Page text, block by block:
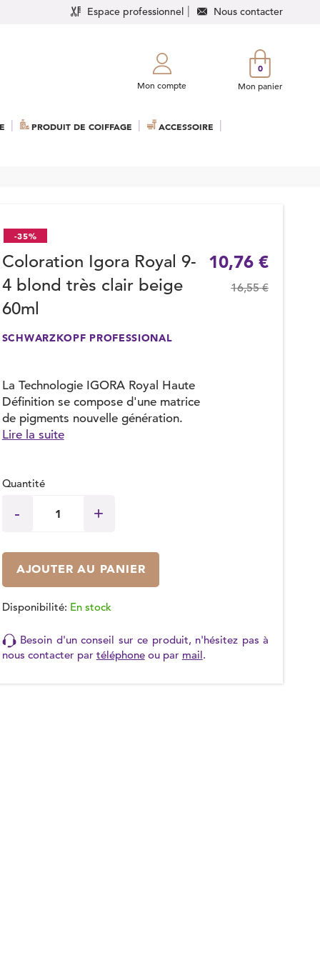
Espace professionnel Nous contacter
Mon compte
0
Mon panier
PRODUIT DE COIFFAGE ACCESSOIRE
-35%
Coloration Igora Royal 9-
4 blond très clair beige
60ml
SCHWARZKOPF PROFESSIONAL
La Technologie IGORA Royal Haute
Définition se compose d'une matrice
de pigments nouvelle génération.
Lire la suite
10,76 €
16,55 €
Quantité
AJOUTER AU PANIER
Disponibilité: En stock
Besoin d'un conseil sur ce produit, n'hésitez pas à
nous contacter par téléphoneou par mail.